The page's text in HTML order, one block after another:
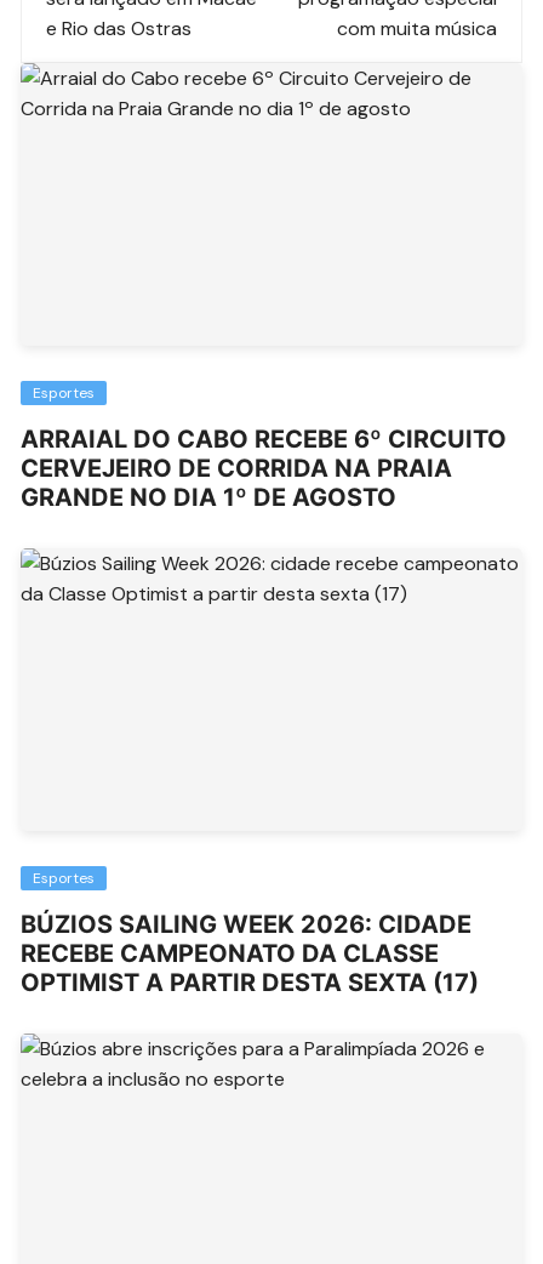
e Rio das Ostras
com muita música
Esportes
ARRAIAL DO CABO RECEBE 6º CIRCUITO
CERVEJEIRO DE CORRIDA NA PRAIA
GRANDE NO DIA 1º DE AGOSTO
Esportes
BÚZIOS SAILING WEEK 2026: CIDADE
RECEBE CAMPEONATO DA CLASSE
OPTIMIST A PARTIR DESTA SEXTA (17)